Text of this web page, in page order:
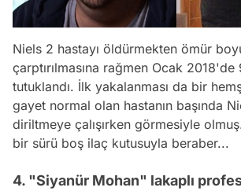
Niels 2 hastayı öldürmekten ömür
çarptırılmasına rağmen Ocak
tutuklandı. İlk yakalanması da bir
gayet normal olan hastanın başında
diriltmeye çalışırken görmesiyle
bir sürü boş ilaç kutusuyla beraber...
4. "Siyanür Mohan" lakaplı